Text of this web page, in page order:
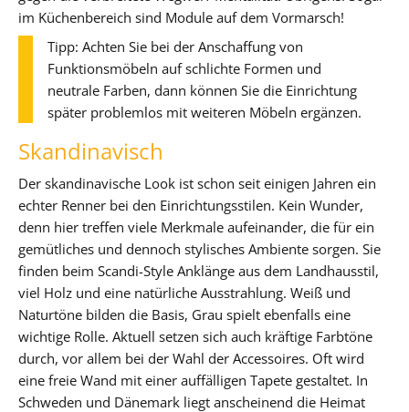
im Küchenbereich sind Module auf dem Vormarsch!
Tipp: Achten Sie bei der Anschaffung von
Funktionsmöbeln auf schlichte Formen und
neutrale Farben, dann können Sie die Einrichtung
später problemlos mit weiteren Möbeln ergänzen.
Skandinavisch
Der skandinavische Look ist schon seit einigen Jahren ein
echter Renner bei den Einrichtungsstilen. Kein Wunder,
denn hier treffen viele Merkmale aufeinander, die für ein
gemütliches und dennoch stylisches Ambiente sorgen. Sie
finden beim Scandi-Style Anklänge aus dem Landhausstil,
viel Holz und eine natürliche Ausstrahlung. Weiß und
Naturtöne bilden die Basis, Grau spielt ebenfalls eine
wichtige Rolle. Aktuell setzen sich auch kräftige Farbtöne
durch, vor allem bei der Wahl der Accessoires. Oft wird
eine freie Wand mit einer auffälligen Tapete gestaltet. In
Schweden und Dänemark liegt anscheinend die Heimat